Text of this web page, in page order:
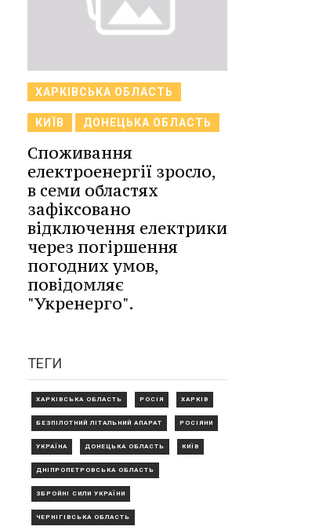
ХАРКІВСЬКА ОБЛАСТЬ
КИЇВ ДОНЕЦЬКА ОБЛАСТЬ
Споживання
електроенергії зросло,
в семи областях
зафіксовано
відключення електрики
через погіршення
погодних умов,
повідомляє
"Укренерго".
ТЕГИ
ХАРКІВСЬКА ОБЛАСТЬ РОСІЯ ХАРКІВ
БЕЗПІЛОТНИЙ ЛІТАЛЬНИЙ АПАРАТ РОСІЯНИ
УКРАЇНА ДОНЕЦЬКА ОБЛАСТЬ КИЇВ
ДНІПРОПЕТРОВСЬКА ОБЛАСТЬ
ЗБРОЙНІ СИЛИ УКРАЇНИ
ЧЕРНІГІВСЬКА ОБЛАСТЬ